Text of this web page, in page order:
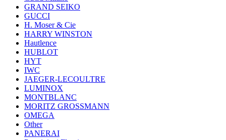
GRAND SEIKO
GUCCI
H. Moser & Cie
HARRY WINSTON
Hautlence
HUBLOT
HYT
IWC
JAEGER-LECOULTRE
LUMINOX
MONTBLANC
MORITZ GROSSMANN
OMEGA
Other
PANERAI